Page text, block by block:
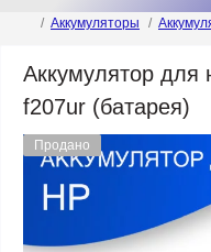
Аккумуляторы
Аккумулятор для
f207ur (батарея)
Продано